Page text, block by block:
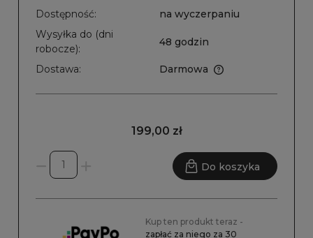
Dostępność:
na wyczerpaniu
Wysyłka do (dni
robocze):
48 godzin
Dostawa: Darmowa
199,00 zł
Do koszyka
Kup ten produkt teraz -
zapłać za niego za 30